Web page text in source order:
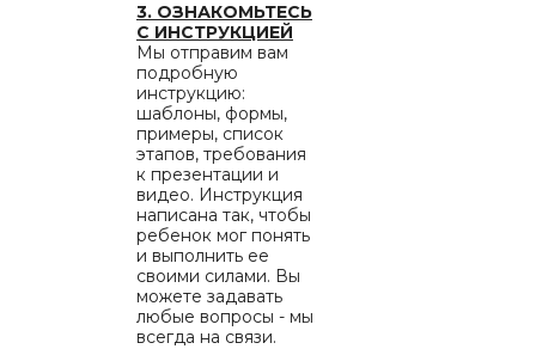
3. ОЗНАКОМЬТЕСЬ
С ИНСТРУКЦИЕЙ
Мы отправим вам
подробную
инструкцию:
шаблоны, формы,
примеры, список
этапов, требования
к презентации и
видео. Инструкция
написана так, чтобы
ребенок мог понять
и выполнить ее
своими силами. Вы
можете задавать
любые вопросы - мы
всегда на связи.